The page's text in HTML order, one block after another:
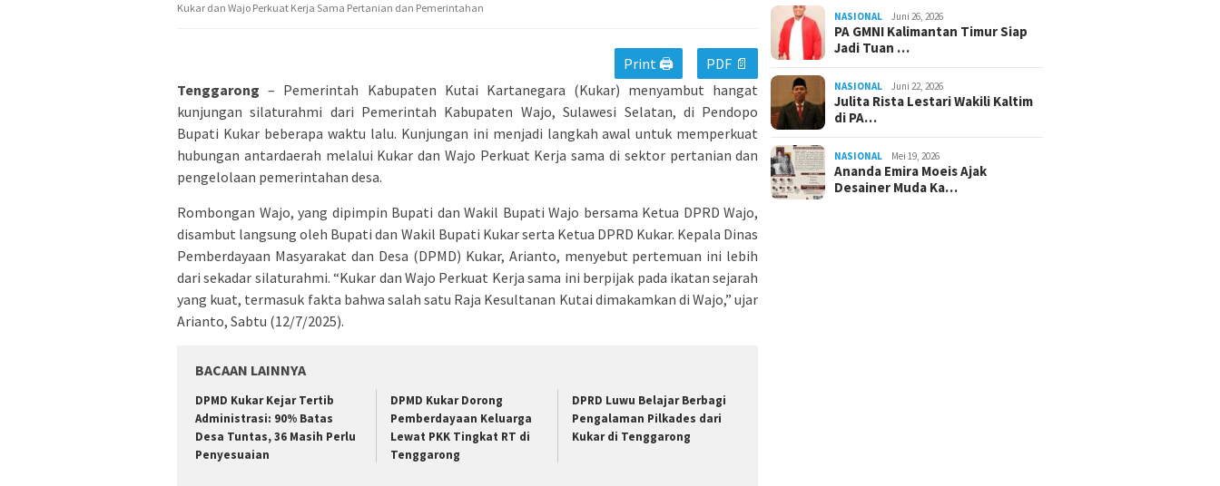
Kukar dan Wajo Perkuat Kerja Sama Pertanian dan Pemerintahan
Print 🖨
PDF 📄
Tenggarong – Pemerintah Kabupaten Kutai Kartanegara (Kukar) menyambut hangat
kunjungan silaturahmi dari Pemerintah Kabupaten Wajo, Sulawesi Selatan, di Pendopo
Bupati Kukar beberapa waktu lalu. Kunjungan ini menjadi langkah awal untuk memperkuat
hubungan antardaerah melalui Kukar dan Wajo Perkuat Kerja sama di sektor pertanian dan
pengelolaan pemerintahan desa.
Rombongan Wajo, yang dipimpin Bupati dan Wakil Bupati Wajo bersama Ketua DPRD Wajo,
disambut langsung oleh Bupati dan Wakil Bupati Kukar serta Ketua DPRD Kukar. Kepala Dinas
Pemberdayaan Masyarakat dan Desa (DPMD) Kukar, Arianto, menyebut pertemuan ini lebih
dari sekadar silaturahmi. “Kukar dan Wajo Perkuat Kerja sama ini berpijak pada ikatan sejarah
yang kuat, termasuk fakta bahwa salah satu Raja Kesultanan Kutai dimakamkan di Wajo,” ujar
Arianto, Sabtu (12/7/2025).
BACAAN LAINNYA
DPMD Kukar Kejar Tertib
Administrasi: 90% Batas
Desa Tuntas, 36 Masih Perlu
Penyesuaian
DPMD Kukar Dorong
Pemberdayaan Keluarga
Lewat PKK Tingkat RT di
Tenggarong
DPRD Luwu Belajar Berbagi
Pengalaman Pilkades dari
Kukar di Tenggarong
NASIONAL Juni 26, 2026
PA GMNI Kalimantan Timur Siap
Jadi Tuan …
NASIONAL Juni 22, 2026
Julita Rista Lestari Wakili Kaltim
di PA…
NASIONAL Mei 19, 2026
Ananda Emira Moeis Ajak
Desainer Muda Ka…